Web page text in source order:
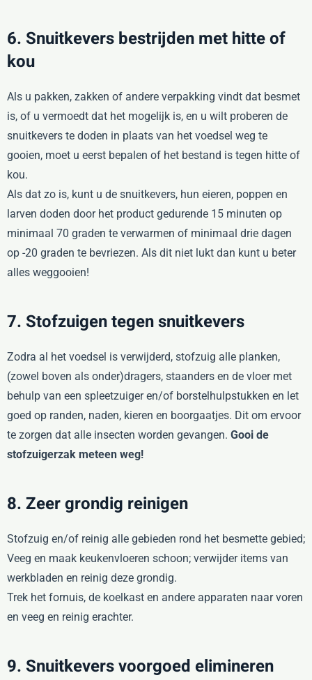
6. Snuitkevers bestrijden met hitte of
kou
Als u pakken, zakken of andere verpakking vindt dat besmet
is, of u vermoedt dat het mogelijk is, en u wilt proberen de
snuitkevers te doden in plaats van het voedsel weg te
gooien, moet u eerst bepalen of het bestand is tegen hitte of
kou.
Als dat zo is, kunt u de snuitkevers, hun eieren, poppen en
larven doden door het product gedurende 15 minuten op
minimaal 70 graden te verwarmen of minimaal drie dagen
op -20 graden te bevriezen. Als dit niet lukt dan kunt u beter
alles weggooien!
7. Stofzuigen tegen snuitkevers
Zodra al het voedsel is verwijderd, stofzuig alle planken,
(zowel boven als onder)dragers, staanders en de vloer met
behulp van een spleetzuiger en/of borstelhulpstukken en let
goed op randen, naden, kieren en boorgaatjes. Dit om ervoor
te zorgen dat alle insecten worden gevangen. Gooi de
stofzuigerzak meteen weg!
8. Zeer grondig reinigen
Stofzuig en/of reinig alle gebieden rond het besmette gebied;
Veeg en maak keukenvloeren schoon; verwijder items van
werkbladen en reinig deze grondig.
Trek het fornuis, de koelkast en andere apparaten naar voren
en veeg en reinig erachter.
9. Snuitkevers voorgoed elimineren